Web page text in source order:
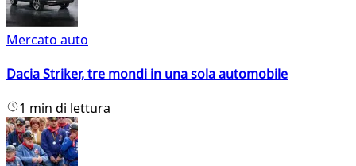
Mercato auto
Dacia Striker, tre mondi in una sola automobile
1 min di lettura